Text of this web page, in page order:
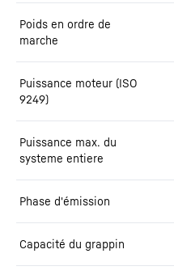
Poids en ordre de
marche
Puissance moteur (ISO
9249)
Puissance max. du
systeme entiere
Phase d'émission
Capacité du grappin